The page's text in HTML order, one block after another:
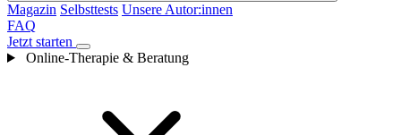
Magazin Selbsttests Unsere Autor:innen
FAQ
Jetzt starten
Online-Therapie & Beratung